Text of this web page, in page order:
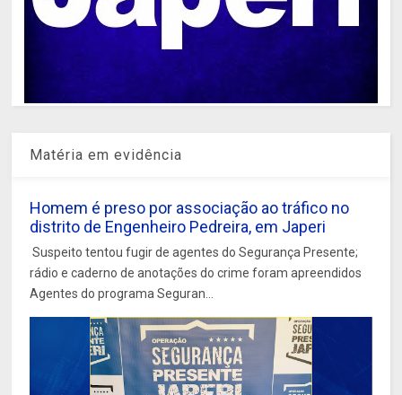
Matéria em evidência
Homem é preso por associação ao tráfico no
distrito de Engenheiro Pedreira, em Japeri
Suspeito tentou fugir de agentes do Segurança Presente;
rádio e caderno de anotações do crime foram apreendidos
Agentes do programa Seguran...